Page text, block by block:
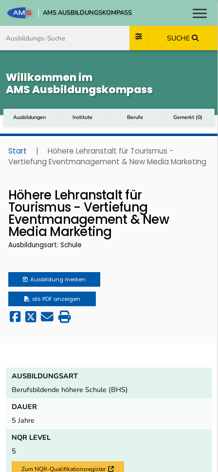
AMS AUSBILDUNGSKOMPASS
SUCHE
Willkommen im
AMS Ausbildungskompass
Ausbildungen Institute Berufe Gemerkt (0)
Start |
Höhere Lehranstalt für Tourismus -
Vertiefung Eventmanagement & New Media Marketing
Höhere Lehranstalt für
Tourismus - Vertiefung
Eventmanagement & New
Media Marketing
Ausbildungsart: Schule
Ausbildung merken
als PDF anzeigen
AUSBILDUNGSART
Berufsbildende höhere Schule (BHS)
DAUER
5 Jahre
NQR LEVEL
5
Zum NQR-Qualifikationsregister Externer Link